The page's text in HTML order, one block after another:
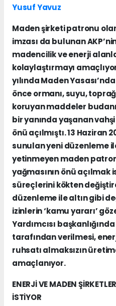
Yusuf Yavuz
Maden şirketi patronu
imzası da bulunan
madencilik ve enerji
kolaylaştırmayı
yılında Maden
önce ormanı, suyu,
koruyan maddeler
bir yanında yaşanan vahşi
önü açılmıştı. 13 Haziran
sunulan yeni düzenleme
yetinmeyen maden
yağmasının önü açılmak
süreçlerini kökten
düzenleme ile altın gibi
izinlerin ‘kamu yararı’
Yardımcısı
tarafından verilmesi,
ruhsatı almaksızın
amaçlanıyor.
ENERJİ VE MADEN
İSTİYOR